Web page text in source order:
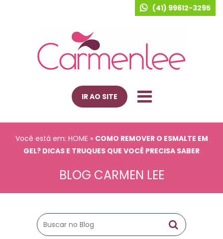
(41) 99612-3295
IR AO SITE
Você está em: HOME » COMO REMOVER O ESMALTE EM
GEL? DICAS E TRUQUES QUE VOCÊ PRECISA SABER
BLOG CARMEN LEE